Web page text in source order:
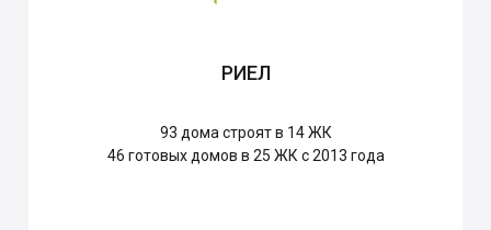
РИЕЛ
93 дома строят в 14 ЖК
46 готовых домов в 25 ЖК с 2013 года